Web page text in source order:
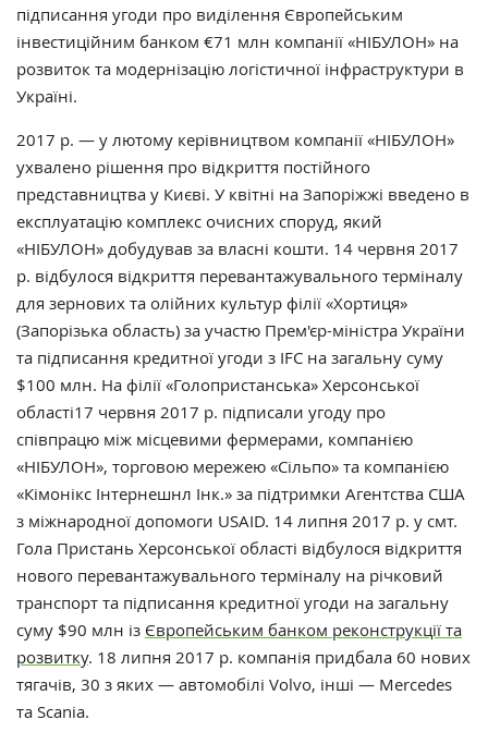
підписання угоди про виділення Європейським
інвестиційним банком €71 млн компанії «НІБУЛОН» на
розвиток та модернізацію логістичної інфраструктури в
Україні.
2017 р. — у лютому керівництвом компанії «НІБУЛОН»
ухвалено рішення про відкриття постійного
представництва у Києві. У квітні на Запоріжжі введено в
експлуатацію комплекс очисних споруд, який
«НІБУЛОН» добудував за власні кошти. 14 червня 2017
р. відбулося відкриття перевантажувального терміналу
для зернових та олійних культур філії «Хортиця»
(Запорізька область) за участю Прем'єр-міністра України
та підписання кредитної угоди з IFC на загальну суму
$100 млн. На філії «Голопристанська» Херсонської
області17 червня 2017 р. підписали угоду про
співпрацю між місцевими фермерами, компанією
«НІБУЛОН», торговою мережею «Сільпо» та компанією
«Кімонікс Інтернешнл Інк.» за підтримки Агентства США
з міжнародної допомоги USAID. 14 липня 2017 р. у смт.
Гола Пристань Херсонської області відбулося відкриття
нового перевантажувального терміналу на річковий
транспорт та підписання кредитної угоди на загальну
суму $90 млн із Європейським банком реконструкції та
розвитку. 18 липня 2017 р. компанія придбала 60 нових
тягачів, 30 з яких — автомобілі Volvo, інші — Mercedes
та Scania.